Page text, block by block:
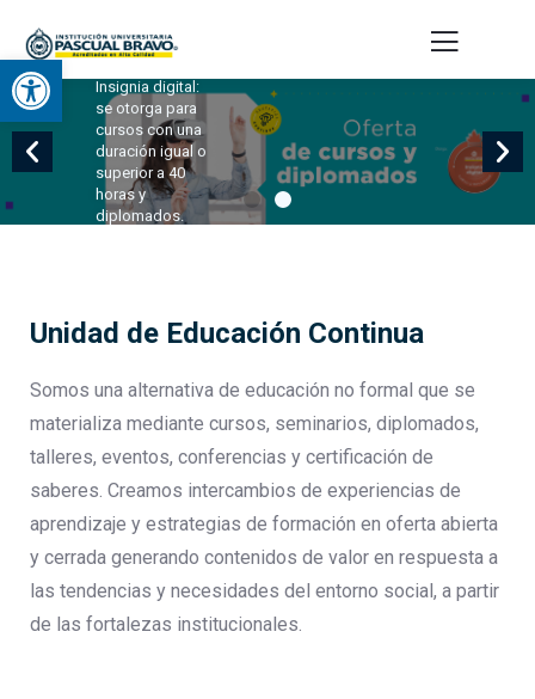
Abrir barra de herramientas
Continua
Insignia digital:
se otorga para
cursos con una
duración igual o
superior a 40
horas y
diplomados.
conocer
Unidad de Educación Continua
Somos una alternativa de educación no formal que se
materializa mediante cursos, seminarios, diplomados,
talleres, eventos, conferencias y certificación de
saberes. Creamos intercambios de experiencias de
aprendizaje y estrategias de formación en oferta abierta
y cerrada generando contenidos de valor en respuesta a
las tendencias y necesidades del entorno social, a partir
de las fortalezas institucionales.